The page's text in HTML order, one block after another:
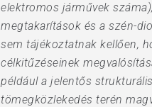
elektromos járművek
megtakarítások és a szén-
sem tájékoztatnak kellően,
célkitűzéseinek
például a jelentős
tömegközlekedés terén